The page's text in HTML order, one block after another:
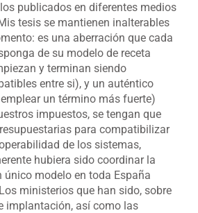
publicados en diferentes medios
tesis se mantienen inalterables
es una aberración que cada
de su modelo de receta
y terminan siendo
entre si), y un auténtico
un término más fuerte)
impuestos, se tengan que
para compatibilizar
de los sistemas,
hubiera sido coordinar la
modelo en toda España
ministerios que han sido, sobre
implantación, así como las